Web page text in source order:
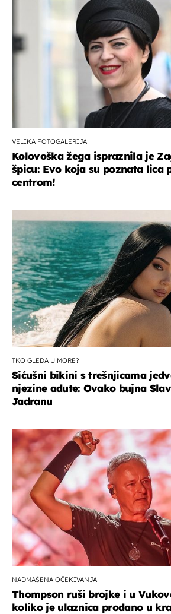
VELIKA FOTOGALERIJA
Kolovoška žega ispraznila je
špicu: Evo koja su poznata lica
centrom!
TKO GLEDA U MORE?
Sićušni bikini s trešnjicama
njezine adute: Ovako bujna
Jadranu
NADMAŠENA OČEKIVANJA
Thompson ruši brojke i u
koliko je ulaznica prodano u